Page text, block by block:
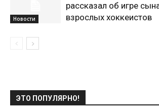
Новости
рассказал об игре
взрослых хоккеистов
ЭТО ПОПУЛЯРНО!